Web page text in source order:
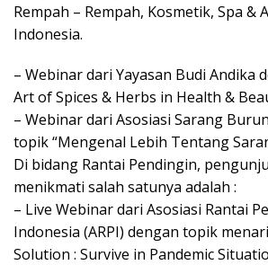
Rempah – Rempah, Kosmetik, Spa &
Indonesia.
– Webinar dari Yayasan Budi Andika
Art of Spices & Herbs in Health &
– Webinar dari Asosiasi Sarang
topik “Mengenal Lebih Tentang
Di bidang Rantai Pendingin,
menikmati salah satunya adalah :
– Live Webinar dari Asosiasi Rantai
Indonesia (ARPI) dengan topik
Solution : Survive in Pandemic